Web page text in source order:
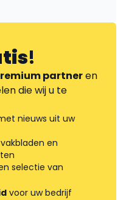
!
partneren
die wij u te
nieuws uit uw
en
selectie van
voor uw bedrijf